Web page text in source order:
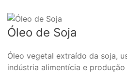
Óleo de Soja
Óleo vegetal extraído da soja,
indústria alimentícia e